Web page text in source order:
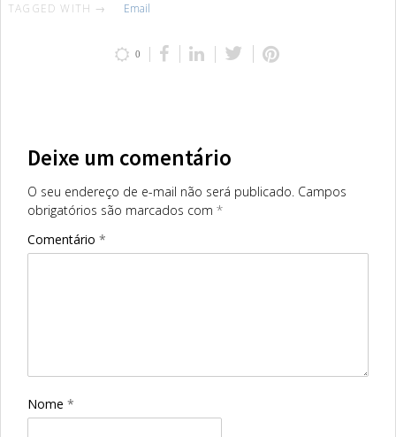
TAGGED WITH → Email
0
Deixe um comentário
O seu endereço de e-mail não será publicado. Campos
obrigatórios são marcados com *
Comentário *
Nome *